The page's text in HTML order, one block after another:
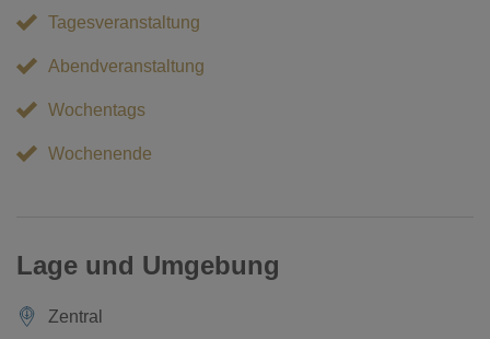
Tagesveranstaltung
Abendveranstaltung
Wochentags
Wochenende
Lage und Umgebung
Zentral